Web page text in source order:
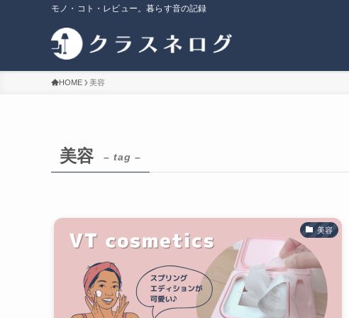
モノ・コト・レビュー。暮らす音の記録
HOME 美容
美容 – tag –
美容